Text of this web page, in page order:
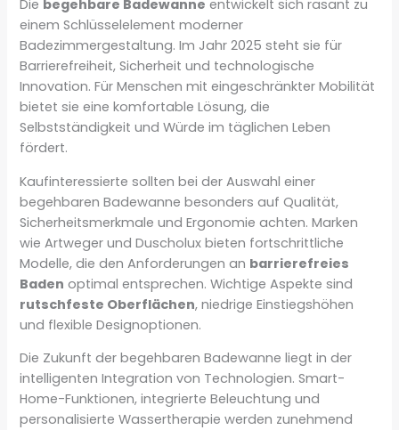
Die begehbare Badewanne entwickelt sich rasant zu
einem Schlüsselelement moderner
Badezimmergestaltung. Im Jahr 2025 steht sie für
Barrierefreiheit, Sicherheit und technologische
Innovation. Für Menschen mit eingeschränkter Mobilität
bietet sie eine komfortable Lösung, die
Selbstständigkeit und Würde im täglichen Leben
fördert.
Kaufinteressierte sollten bei der Auswahl einer
begehbaren Badewanne besonders auf Qualität,
Sicherheitsmerkmale und Ergonomie achten. Marken
wie Artweger und Duscholux bieten fortschrittliche
Modelle, die den Anforderungen an barrierefreies
Baden optimal entsprechen. Wichtige Aspekte sind
rutschfeste Oberflächen, niedrige Einstiegshöhen
und flexible Designoptionen.
Die Zukunft der begehbaren Badewanne liegt in der
intelligenten Integration von Technologien. Smart-
Home-Funktionen, integrierte Beleuchtung und
personalisierte Wassertherapie werden zunehmend